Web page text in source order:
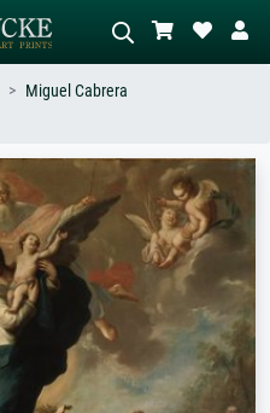
Descreva a cena – ex: prado verde,
abstrato com muito vermelho, pintura
a óleo escura, nu em pé ao lado de
uma árvore.
Miguel Cabrera